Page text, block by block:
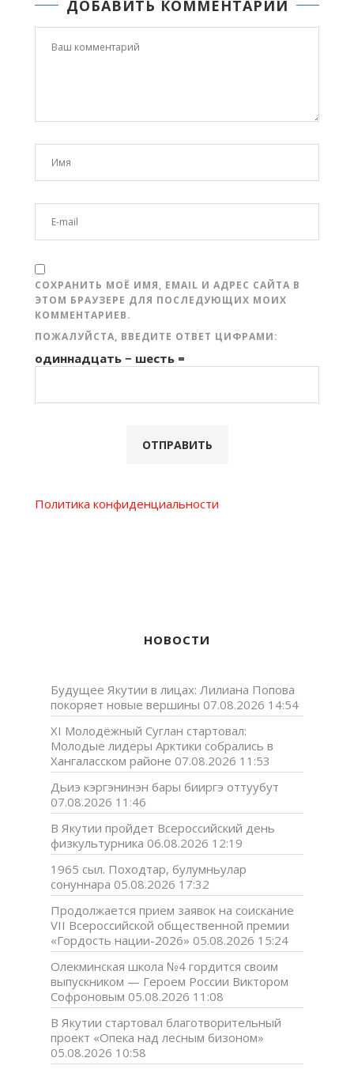
ДОБАВИТЬ КОММЕНТАРИЙ
СОХРАНИТЬ МОЁ ИМЯ, EMAIL И АДРЕС САЙТА В
ЭТОМ БРАУЗЕРЕ ДЛЯ ПОСЛЕДУЮЩИХ МОИХ
КОММЕНТАРИЕВ.
ПОЖАЛУЙСТА, ВВЕДИТЕ ОТВЕТ ЦИФРАМИ:
одиннадцать − шесть =
Политика конфиденциальности
НОВОСТИ
Будущее Якутии в лицах: Лилиана Попова
покоряет новые вершины 07.08.2026 14:54
XI Молодёжный Суглан стартовал:
Молодые лидеры Арктики собрались в
Хангаласском районе 07.08.2026 11:53
Дьиэ кэргэнинэн бары бииргэ оттуубут
07.08.2026 11:46
В Якутии пройдет Всероссийский день
физкультурника 06.08.2026 12:19
1965 сыл. Походтар, булумньулар
сонуннара 05.08.2026 17:32
Продолжается прием заявок на соискание
VII Всероссийской общественной премии
«Гордость нации-2026» 05.08.2026 15:24
Олекминская школа №4 гордится своим
выпускником — Героем России Виктором
Софроновым 05.08.2026 11:08
В Якутии стартовал благотворительный
проект «Опека над лесным бизоном»
05.08.2026 10:58